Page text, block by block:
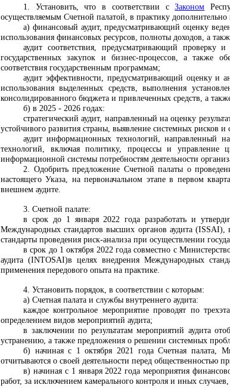
1. Установить, что в соответствии сЗаконом
осуществляемым Счетной палатой, в практику дополнительно
а) финансовый аудит, предусматривающий оценку
использования финансовых ресурсов, полноты доходов, а
аудит соответствия, предусматривающий проверку
государственных закупок и бизнес-процессов, а также
соответствия государственным программам;
аудит эффективности, предусматривающий оценку и
использования выделенных средств, выполнения
консолидированного бюджета и привлеченных средств, а
б) в 2025 - 2026 годах:
стратегический аудит, направленный на оценку
устойчивого развития страны, выявление системных рисков
аудит информационных технологий, направленный
технологий, включая политику, процессы и управление
информационной системы потребностям деятельности
2. Одобрить предложение Счетной палаты о
настоящего Указа, на первоначальном этапе в первом
внешнем аудите.
3. Счетной палате:
в срок до 1 января 2022 года разработать и
Международных стандартов высших органов аудита (ISSAI),
стандарты проведения риск-анализа при осуществлении
в срок до 1 октября 2022 года совместно с
аудита (INTOSAI)в целях внедрения Международных
применения передового опыта на практике.
4. Установить порядок, в соответствии с которым:
а) Счетная палата и службы внутреннего аудита:
каждое контрольное мероприятие проводят по
определением видов мероприятий аудита;
в заключении по результатам мероприятий аудита
устранению, а также предложения о решении системных
б) начиная с 1 октября 2021 года Счетная палата,
отчитываются о своей деятельности перед общественностью
в) начиная с 1 января 2022 года мероприятия
работ, за исключением камерального контроля и иных